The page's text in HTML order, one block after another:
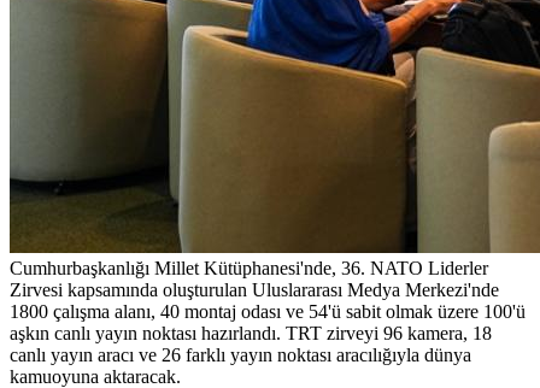
Cumhurbaşkanlığı Millet Kütüphanesi'nde, 36. NATO Liderler
Zirvesi kapsamında oluşturulan Uluslararası Medya Merkezi'nde
1800 çalışma alanı, 40 montaj odası ve 54'ü sabit olmak üzere 100'ü
aşkın canlı yayın noktası hazırlandı. TRT zirveyi 96 kamera, 18
canlı yayın aracı ve 26 farklı yayın noktası aracılığıyla dünya
kamuoyuna aktaracak.